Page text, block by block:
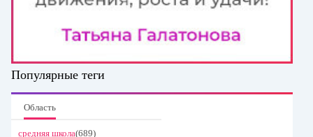
Популярные теги
Область
средняя школа(689)